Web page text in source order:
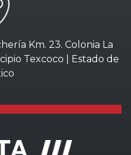
Km. 23. Colonia La
Texcoco | Estado de